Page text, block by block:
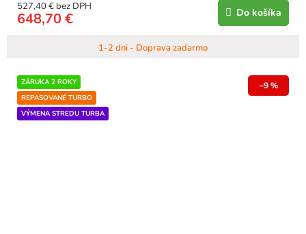
1-2 dni - Doprava zadarmo
527,40 € bez DPH
648,70 € Do košíka
ZÁRUKA 2 ROKY
REPASOVANÉ TURBO
VÝMENA STREDU TURBA
–9 %